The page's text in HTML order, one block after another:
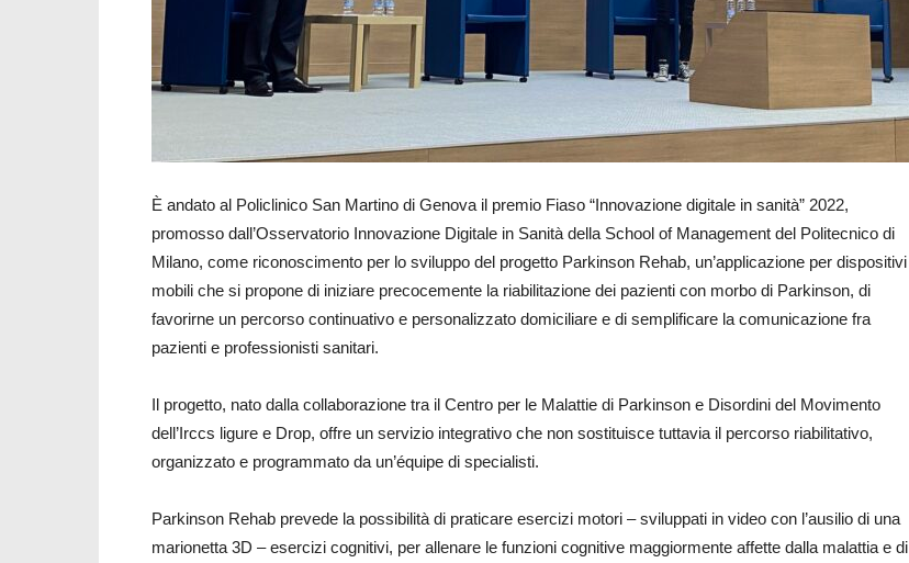
È andato al Policlinico San Martino di Genova il premio Fiaso “Innovazione digitale in sanità” 2022,
promosso dall’Osservatorio Innovazione Digitale in Sanità della School of Management del Politecnico di
Milano, come riconoscimento per lo sviluppo del progetto Parkinson Rehab, un’applicazione per dispositivi
mobili che si propone di iniziare precocemente la riabilitazione dei pazienti con morbo di Parkinson, di
favorirne un percorso continuativo e personalizzato domiciliare e di semplificare la comunicazione fra
pazienti e professionisti sanitari.
Il progetto, nato dalla collaborazione tra il Centro per le Malattie di Parkinson e Disordini del Movimento
dell’Irccs ligure e Drop, offre un servizio integrativo che non sostituisce tuttavia il percorso riabilitativo,
organizzato e programmato da un’équipe di specialisti.
Parkinson Rehab prevede la possibilità di praticare esercizi motori – sviluppati in video con l’ausilio di una
marionetta 3D – esercizi cognitivi, per allenare le funzioni cognitive maggiormente affette dalla malattia e di